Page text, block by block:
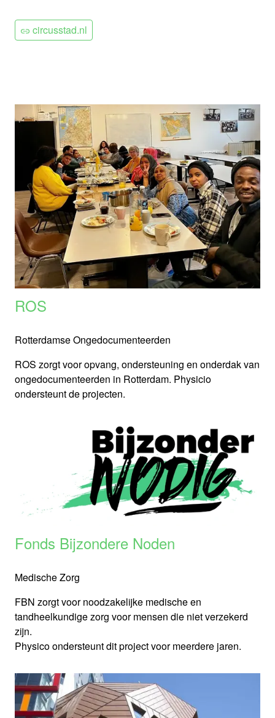
circusstad.nl
ROS
Rotterdamse Ongedocumenteerden
ROS zorgt voor opvang, ondersteuning en onderdak van
ongedocumenteerden in Rotterdam. Physicio
ondersteunt de projecten.
Fonds Bijzondere Noden
Medische Zorg
FBN zorgt voor noodzakelijke medische en
tandheelkundige zorg voor mensen die niet verzekerd
zijn.
Physico ondersteunt dit project voor meerdere jaren.